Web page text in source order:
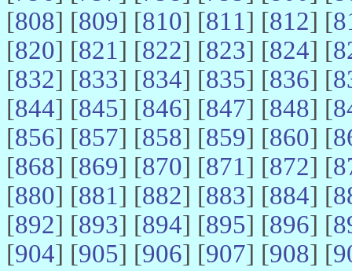
[808] [809] [810] [811] [812] [
[820] [821] [822] [823] [824] [
[832] [833] [834] [835] [836] [
[844] [845] [846] [847] [848] [
[856] [857] [858] [859] [860] [
[868] [869] [870] [871] [872] [
[880] [881] [882] [883] [884] [
[892] [893] [894] [895] [896] [
[904] [905] [906] [907] [908] [